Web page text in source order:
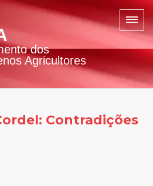
dos
Agricultores
Contradições